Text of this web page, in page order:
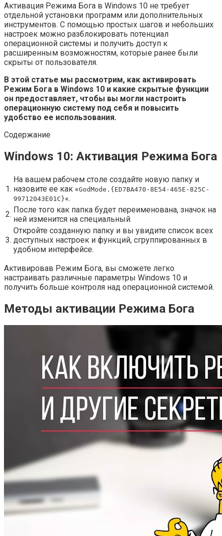
Активация Режима Бога в Windows 10 не требует
отдельной установки программ или дополнительных
инструментов. С помощью простых шагов и небольших
настроек можно разблокировать потенциал
операционной системы и получить доступ к
расширенным возможностям, которые ранее были
скрыты от пользователя.
В этой статье мы рассмотрим, как активировать
Режим Бога в Windows 10 и какие скрытые функции
он предоставляет, чтобы вы могли настроить
операционную систему под себя и повысить
удобство ее использования.
Содержание
Windows 10: Активация Режима Бога
1.
На вашем рабочем столе создайте новую папку и
назовите ее как «GodMode.{ED7BA470-8E54-465E-825C-
99712043E01C}«.
2. После того как папка будет переименована, значок на
ней изменится на специальный.
3.
Откройте созданную папку и вы увидите список всех
доступных настроек и функций, сгруппированных в
удобном интерфейсе.
Активировав Режим Бога, вы сможете легко
настраивать различные параметры Windows 10 и
получить больше контроля над операционной системой.
Методы активации Режима Бога